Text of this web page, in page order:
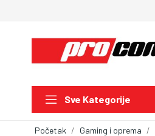
Sve Kategorije
Početak Gaming i oprema